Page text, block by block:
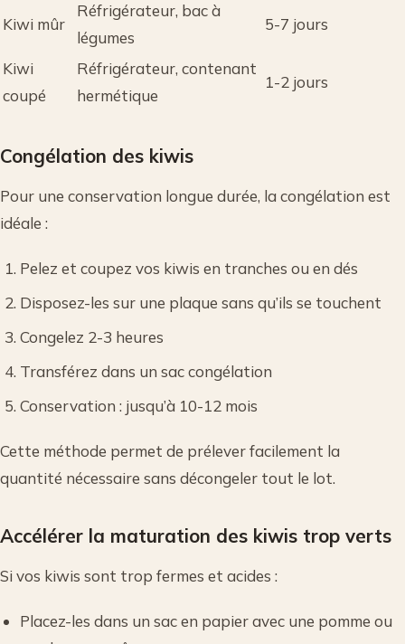
Kiwi mûr
Réfrigérateur, bac à
légumes
5-7 jours
Kiwi
coupé
Réfrigérateur, contenant
hermétique
1-2 jours
Congélation des kiwis
Pour une conservation longue durée, la congélation est
idéale :
Pelez et coupez vos kiwis en tranches ou en dés
Disposez-les sur une plaque sans qu’ils se touchent
Congelez 2-3 heures
Transférez dans un sac congélation
Conservation : jusqu’à 10-12 mois
Cette méthode permet de prélever facilement la
quantité nécessaire sans décongeler tout le lot.
Accélérer la maturation des kiwis trop verts
Si vos kiwis sont trop fermes et acides :
Placez-les dans un sac en papier avec une pomme ou